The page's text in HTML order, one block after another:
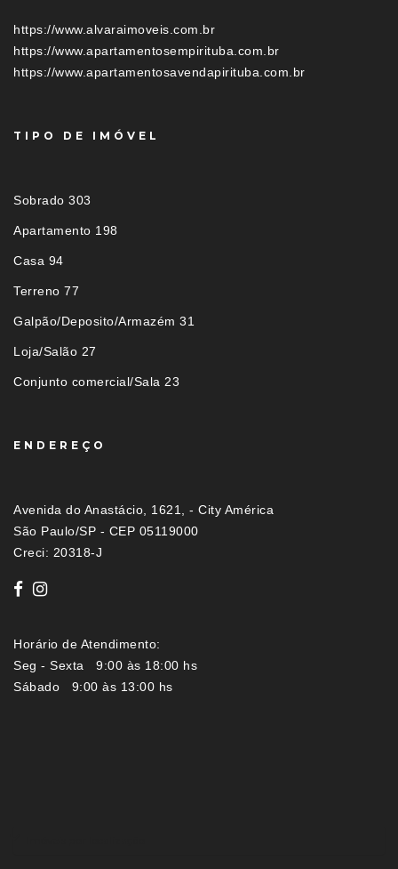
https://www.alvaraimoveis.com.br
https://www.apartamentosempirituba.com.br
https://www.apartamentosavendapirituba.com.br
TIPO DE IMÓVEL
Sobrado 303
Apartamento 198
Casa 94
Terreno 77
Galpão/Deposito/Armazém 31
Loja/Salão 27
Conjunto comercial/Sala 23
ENDEREÇO
Avenida do Anastácio, 1621, - City América
São Paulo/SP - CEP 05119000
Creci: 20318-J
Horário de Atendimento:
Seg - Sexta 9:00 às 18:00 hs
Sábado 9:00 às 13:00 hs